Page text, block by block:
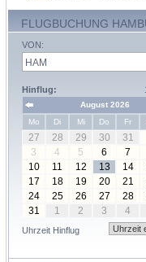
FLUGBUCHUNG
VON:
Hinflug:
August 2026
Mo
Di Mi Do Fr
27 28 29 30 31
3
4 5 6 7
10
11 12 13 14
17
18 19 20 21
24
25 26 27 28
31
1 2 3 4
Uhrzeit Hinflug